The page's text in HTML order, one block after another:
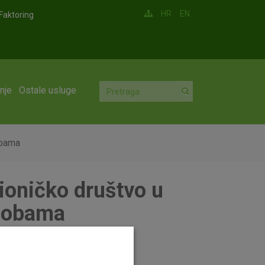
Faktoring HR EN
Ostale usluge
društvo u